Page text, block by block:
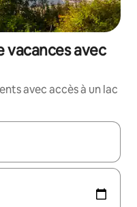
vacances avec
avec accès à un lac
parcourez-les en utilisant